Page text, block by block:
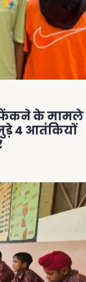
फेंकने के मामले
4 आतंकियों